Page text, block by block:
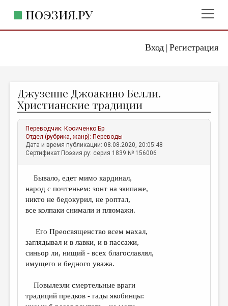
Вход| Регистрация
ПОЭЗИЯ.РУ
ЖАНРЫ
АВТОРЫ
КОММЕНТАРИИ
ЛИТСАЛОН
ПРАВИЛА САЙТА
ОТДЕЛЫ И РУБРИКИ
ДАЙДЖЕСТ
ПРОИЗВЕДЕНИЯ
КОНКУРСЫ
Джузеппе Джоакино Белли.
Христианские традиции
Переводчик: Косиченко Бр
Отдел (рубрика, жанр): Переводы
Дата и время публикации: 08.08.2020, 20:05:48
Сертификат Поэзия.ру: серия 1839 № 156006
Бывало, едет мимо кардинал,
народ с почтеньем: зонт на экипаже,
никто не бедокурил, не роптал,
все колпаки снимали и плюмажи.
Его Преосвященство всем махал,
заглядывал и в лавки, и в пассажи,
синьор ли, нищий - всех благославлял,
имущего и бедного уважа.
Повылезли смертельные враги
традиций предков - гады якобинцы: